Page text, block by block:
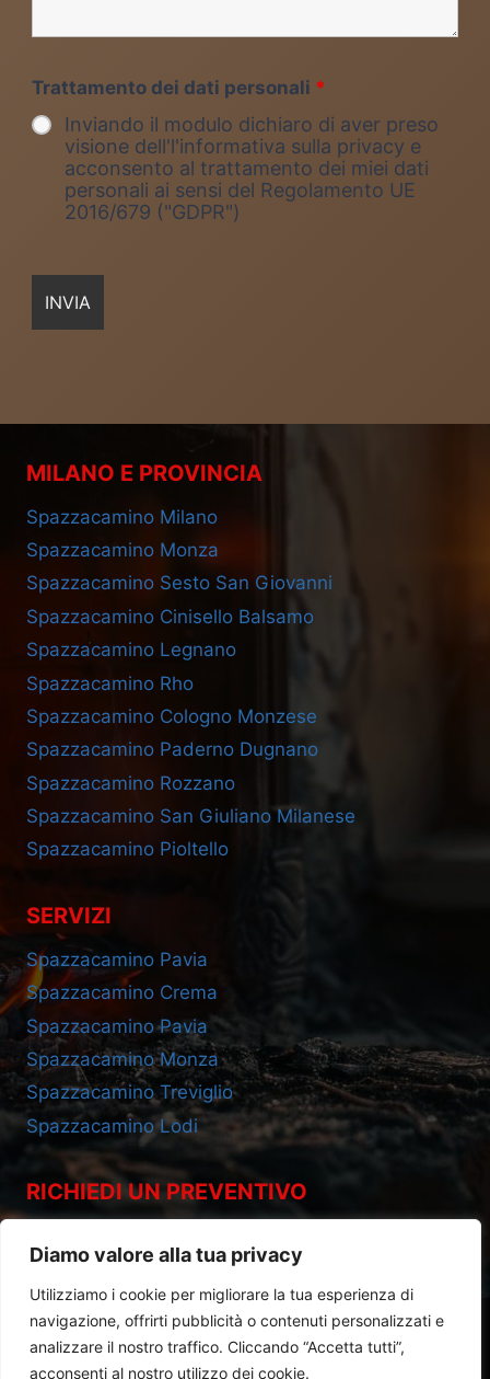
Diamo valore alla tua privacy
Utilizziamo i cookie per migliorare la tua esperienza di
navigazione, offrirti pubblicità o contenuti personalizzati e
analizzare il nostro traffico. Cliccando “Accetta tutti”,
acconsenti al nostro utilizzo dei cookie.
Trattamento dei dati personali *
Inviando il modulo dichiaro di aver preso
visione dell'l'informativa sulla privacy e
acconsento al trattamento dei miei dati
personali ai sensi del Regolamento UE
2016/679 ("GDPR")
MILANO E PROVINCIA
Spazzacamino Milano
Spazzacamino Monza
Spazzacamino Sesto San Giovanni
Spazzacamino Cinisello Balsamo
Spazzacamino Legnano
Spazzacamino Rho
Spazzacamino Cologno Monzese
Spazzacamino Paderno Dugnano
Spazzacamino Rozzano
Spazzacamino San Giuliano Milanese
Spazzacamino Pioltello
SERVIZI
Spazzacamino Pavia
Spazzacamino Crema
Spazzacamino Pavia
Spazzacamino Monza
Spazzacamino Treviglio
Spazzacamino Lodi
RICHIEDI UN PREVENTIVO
Cell 393.2685695